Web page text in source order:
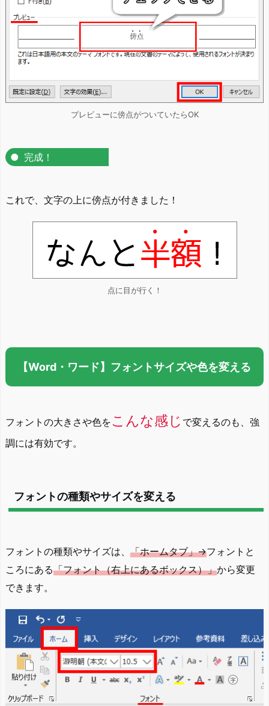
プレビューに傍点がついていたらOK
完成！
これで、文字の上に傍点が付きました！
点に目が行く！
【Word・ワード】フォントサイズや色を変える
フォントの大きさや色をこんな感じ で変えるのも、強
調には有効です。
フォントの種類やサイズを変える
フォントの種類やサイズは、 「ホームタブ」→フォントと
ころにある「フォント（右上にあるボックス）」から変更
できます。